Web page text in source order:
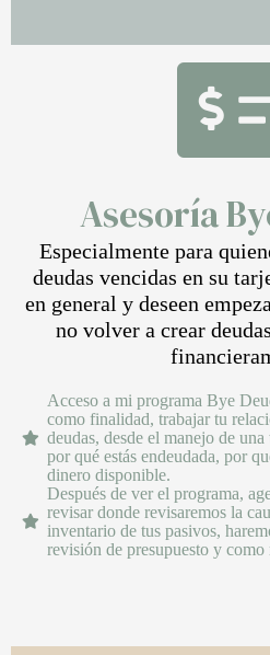
Asesoría
Especialmente para
deudas vencidas en su
en general y deseen
no volver a crear
Acceso a mi programa Bye
como finalidad, trabajar tu
deudas, desde el manejo de
por qué estás endeudada, por
dinero disponible.
Después de ver el programa,
revisar donde revisaremos la
inventario de tus pasivos,
revisión de presupuesto y